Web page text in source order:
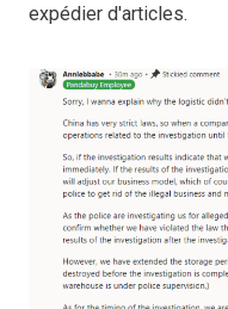
expédier d'articles.